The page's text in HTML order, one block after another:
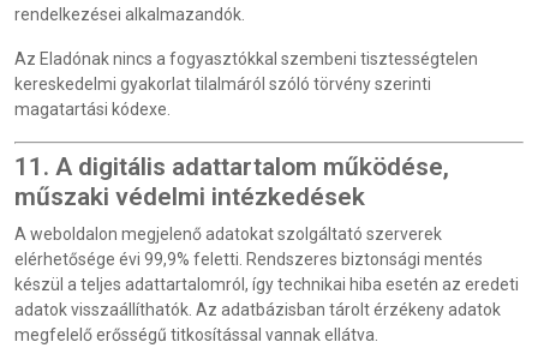
rendelkezései alkalmazandók.
Az Eladónak nincs a fogyasztókkal szembeni tisztességtelen
kereskedelmi gyakorlat tilalmáról szóló törvény szerinti
magatartási kódexe.
11. A digitális adattartalom működése,
műszaki védelmi intézkedések
A weboldalon megjelenő adatokat szolgáltató szerverek
elérhetősége évi 99,9% feletti. Rendszeres biztonsági mentés
készül a teljes adattartalomról, így technikai hiba esetén az eredeti
adatok visszaállíthatók. Az adatbázisban tárolt érzékeny adatok
megfelelő erősségű titkosítással vannak ellátva.